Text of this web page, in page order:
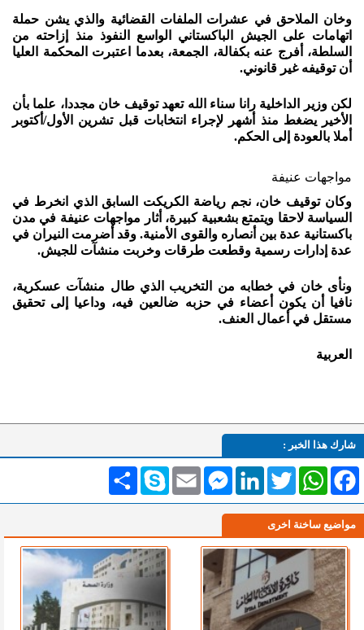
وخان الملاحق في عشرات الملفات القضائية والذي يشن حملة
اتهامات على الجيش الباكستاني الواسع النفوذ منذ إزاحته من
السلطة، أفرج عنه بكفالة، الجمعة، بعدما اعتبرت المحكمة العليا
أن توقيفه غير قانوني.
لكن وزير الداخلية رانا سناء الله تعهد توقيف خان مجددا، علما بأن
الأخير يضغط منذ أشهر لإجراء انتخابات قبل تشرين الأول/أكتوبر
أملا بالعودة إلى الحكم.
مواجهات عنيفة
وكان توقيف خان، نجم رياضة الكريكت السابق الذي انخرط في
السياسة لاحقا ويتمتع بشعبية كبيرة، أثار مواجهات عنيفة في مدن
باكستانية عدة بين أنصاره والقوى الأمنية. وقد أضرمت النيران في
عدة إدارات رسمية وقطعت طرقات وخربت منشآت للجيش.
ونأى خان في خطابه من التخريب الذي طال منشآت عسكرية،
نافيا أن يكون أعضاء في حزبه ضالعين فيه، وداعيا إلى تحقيق
مستقل في أعمال العنف.
العربية
شارك هذا الخبر :
انشر Skype Email
MessengerLinkedInTwitterWhatsAppFacebook
مواضيع ساخنة اخرى